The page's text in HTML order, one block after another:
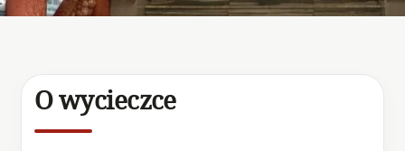
O wycieczce